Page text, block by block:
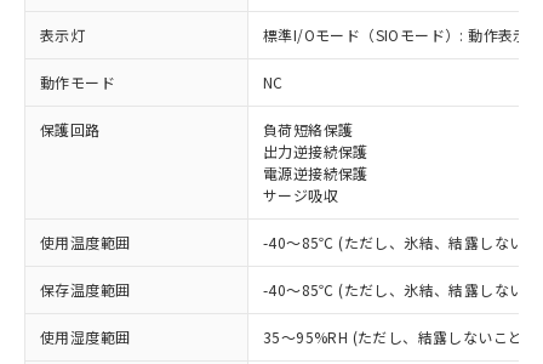
表示灯 標準I/Oモード（SIOモード）: 動作表示
動作モード NC
保護回路
負荷短絡保護
出力逆接続保護
電源逆接続保護
サージ吸収
使用温度範囲 -40～85℃ (ただし、氷結、結露しないこ
保存温度範囲 -40～85℃ (ただし、氷結、結露しないこ
使用湿度範囲 35～95%RH (ただし、結露しないこと)
ご利用条件
ご利用ください。
対応済み：EU RoHS指令（10物質）の
非含有に対応した製品が提供可能な商品で
有に対応した製品に切り替える予定のある
商品です。
対応予定なし：EU RoHS指令（10物質）の
非含有に非対応の商品で、対応品を出す予